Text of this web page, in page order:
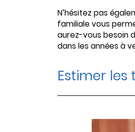
N’hésitez pas
familiale vous
aurez-vous besoin
dans les années à
Estimer